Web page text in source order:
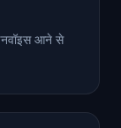
आने से